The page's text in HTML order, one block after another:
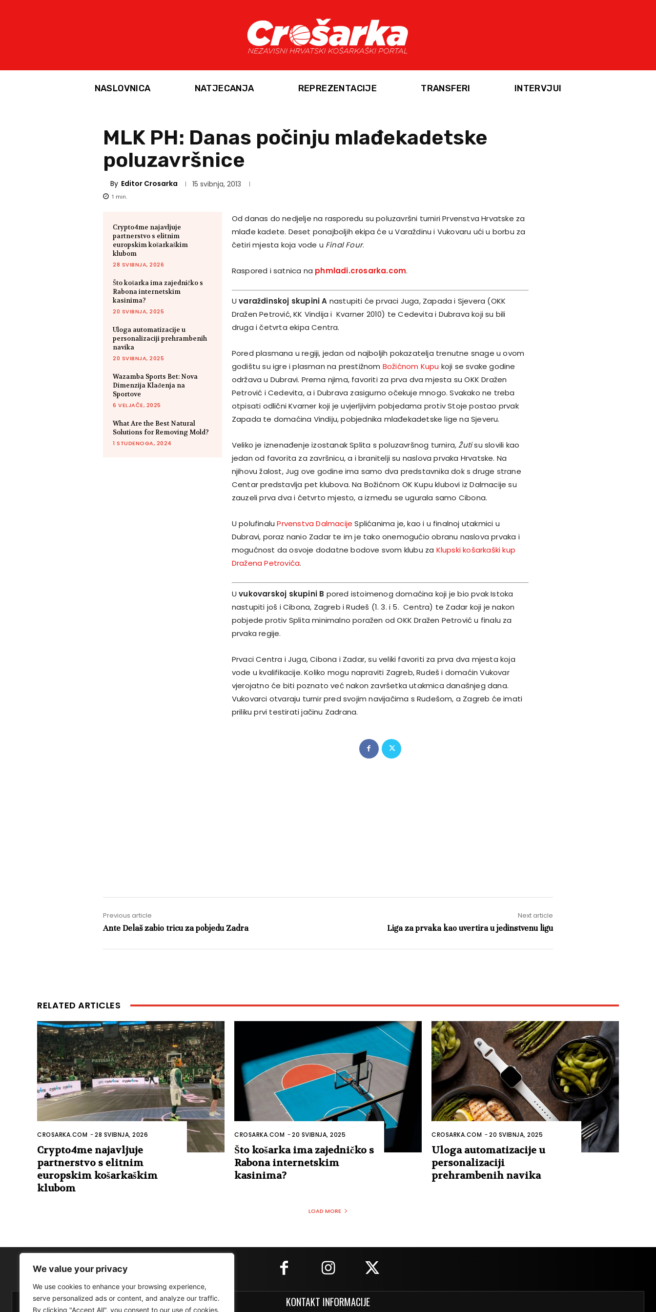
We value your privacy
We use cookies to enhance your browsing experience,
serve personalized ads or content, and analyze our traffic.
By clicking "Accept All", you consent to our use of cookies.
NASLOVNICA NATJECANJA REPREZENTACIJE TRANSFERI INTERVJUI
MLK PH: Danas počinju mlađekadetske
poluzavršnice
By Editor Crosarka 15 svibnja, 2013
1 min.
Crypto4me najavljuje
partnerstvo s elitnim
europskim košarkaškim
klubom
28 SVIBNJA, 2026
Što košarka ima zajedničko s
Rabona internetskim
kasinima?
20 SVIBNJA, 2025
Uloga automatizacije u
personalizaciji prehrambenih
navika
20 SVIBNJA, 2025
Wazamba Sports Bet: Nova
Dimenzija Klađenja na
Sportove
6 VELJAČE, 2025
What Are the Best Natural
Solutions for Removing Mold?
1 STUDENOGA, 2024
Od danas do nedjelje na rasporedu su poluzavršni turniri Prvenstva Hrvatske za
mlađe kadete. Deset ponajboljih ekipa će u Varaždinu i Vukovaru ući u borbu za
četiri mjesta koja vode u Final Four.
Raspored i satnica na phmladi.crosarka.com.
U varaždinskoj skupini A nastupiti će prvaci Juga, Zapada i Sjevera (OKK
Dražen Petrović, KK Vindija i Kvarner 2010) te Cedevita i Dubrava koji su bili
druga i četvrta ekipa Centra.
Pored plasmana u regiji, jedan od najboljih pokazatelja trenutne snage u ovom
godištu su igre i plasman na prestižnom Božićnom Kupu koji se svake godine
održava u Dubravi. Prema njima, favoriti za prva dva mjesta su OKK Dražen
Petrović i Cedevita, a i Dubrava zasigurno očekuje mnogo. Svakako ne treba
otpisati odlični Kvarner koji je uvjerljivim pobjedama protiv Stoje postao prvak
Zapada te domaćina Vindiju, pobjednika mlađekadetske lige na Sjeveru.
Veliko je iznenađenje izostanak Splita s poluzavršnog turnira, Žutisu slovili kao
jedan od favorita za završnicu, a i branitelji su naslova prvaka Hrvatske. Na
njihovu žalost, Jug ove godine ima samo dva predstavnika dok s druge strane
Centar predstavlja pet klubova. Na Božićnom OK Kupu klubovi iz Dalmacije su
zauzeli prva dva i četvrto mjesto, a između se ugurala samo Cibona.
U polufinaluPrvenstva Dalmacije Splićanima je, kao i u finalnoj utakmici u
Dubravi, poraz nanio Zadar te im je tako onemogućio obranu naslova prvaka i
mogućnost da osvoje dodatne bodove svom klubu za Klupski košarkaški kup
Dražena Petrovića.
Uvukovarskoj skupini B pored istoimenog domaćina koji je bio pvak Istoka
nastupiti još i Cibona, Zagreb i Rudeš (1. 3. i 5. Centra) te Zadar koji je nakon
pobjede protiv Splita minimalno poražen od OKK Dražen Petrović u finalu za
prvaka regije.
Prvaci Centra i Juga, Cibona i Zadar, su veliki favoriti za prva dva mjesta koja
vode u kvalifikacije. Koliko mogu napraviti Zagreb, Rudeš i domaćin Vukovar
vjerojatno će biti poznato već nakon završetka utakmica današnjeg dana.
Vukovarci otvaraju turnir pred svojim navijačima s Rudešom, a Zagreb će imati
priliku prvi testirati jačinu Zadrana.
Previous article
Ante Delaš zabio tricu za pobjedu Zadra
Next article
Liga za prvaka kao uvertira u jedinstvenu ligu
RELATED ARTICLES
CROSARKA.COM -28 SVIBNJA, 2026
Crypto4me najavljuje
partnerstvo s elitnim
europskim košarkaškim
klubom
CROSARKA.COM -20 SVIBNJA, 2025
Što košarka ima zajedničko s
Rabona internetskim
kasinima?
CROSARKA.COM -20 SVIBNJA, 2025
Uloga automatizacije u
personalizaciji
prehrambenih navika
LOAD MORE
KONTAKT INFORMACIJE